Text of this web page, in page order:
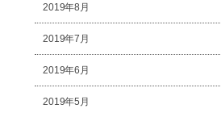
2019年8月
2019年7月
2019年6月
2019年5月